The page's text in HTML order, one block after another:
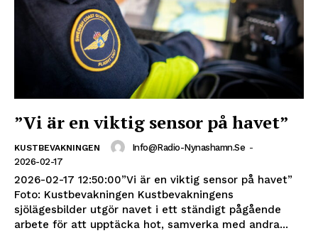
”Vi är en viktig sensor på havet”
KUSTBEVAKNINGEN Info@radio-Nynashamn.se -
2026-02-17
2026-02-17 12:50:00”Vi är en viktig sensor på havet”
Foto: Kustbevakningen Kustbevakningens
sjölägesbilder utgör navet i ett ständigt pågående
arbete för att upptäcka hot, samverka med andra...